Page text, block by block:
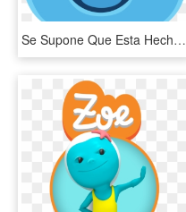
Se Supone Que Esta Hecho De Agua Y Se Encuentra En - Slime Rancher Blue Slime, HD Png Download